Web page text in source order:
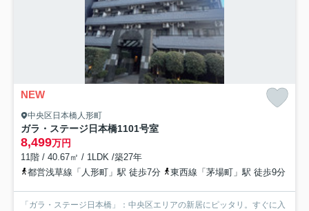
NEW
中央区日本橋人形町
ガラ・ステージ日本橋1101号室
8,499万円
11階 / 40.67㎡ / 1LDK /築27年
都営浅草線「人形町」駅 徒歩7分
東西線「茅場町」駅 徒歩9分
「ガラ・ステージ日本橋」：中央区エリアの新居にピッタリ。すぐに入